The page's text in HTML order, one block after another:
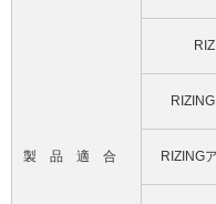
製品適合 RIZING